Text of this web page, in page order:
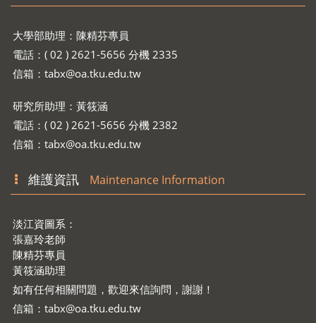
大學部助理：陳精芬專員
電話：( 02 ) 2621-5656 分機 2335
信箱： tabx@oa.tku.edu.tw
研究所助理：黃筱涵
電話：( 02 ) 2621-5656 分機 2382
信箱： tabx@oa.tku.edu.tw
維護資訊 Maintenance Information
淡江資圖系：
張嘉玲老師
陳精芬專員
黃筱涵助理
如有任何相關問題，歡迎來信詢問，謝謝！
信箱： tabx@oa.tku.edu.tw